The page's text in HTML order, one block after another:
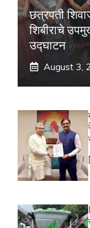
छत्रपती
शिबीराचे
उद्घाटन
August 3,